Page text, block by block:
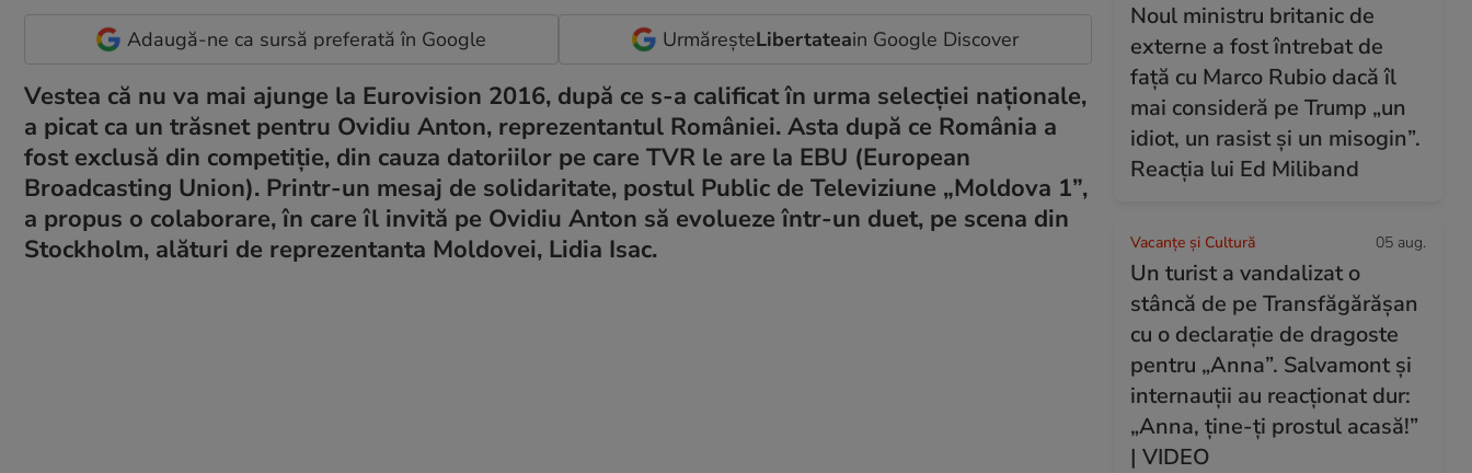
Adaugă-ne ca sursă preferată în Google UrmăreșteLibertateain Google Discover
Vestea că nu va mai ajunge la Eurovision 2016, după ce s-a calificat în urma selecției naționale,
a picat ca un trăsnet pentru Ovidiu Anton, reprezentantul României. Asta după ce România a
fost exclusă din competiție, din cauza datoriilor pe care TVR le are la EBU (European
Broadcasting Union). Printr-un mesaj de solidaritate, postul Public de Televiziune „Moldova 1”,
a propus o colaborare, în care îl invită pe Ovidiu Anton să evolueze într-un duet, pe scena din
Stockholm, alături de reprezentanta Moldovei, Lidia Isac.
Noul ministru britanic de
externe a fost întrebat de
față cu Marco Rubio dacă îl
mai consideră pe Trump „un
idiot, un rasist și un misogin”.
Reacția lui Ed Miliband
Vacanțe și Cultură 05 aug.
Un turist a vandalizat o
stâncă de pe Transfăgărășan
cu o declarație de dragoste
pentru „Anna”. Salvamont și
internauții au reacționat dur:
„Anna, ține-ți prostul acasă!”
| VIDEO